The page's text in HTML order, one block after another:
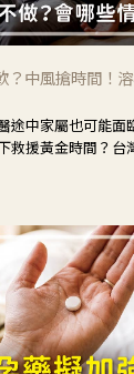
？中風搶時間！
途中家屬也可能面
救援黃金時間？台